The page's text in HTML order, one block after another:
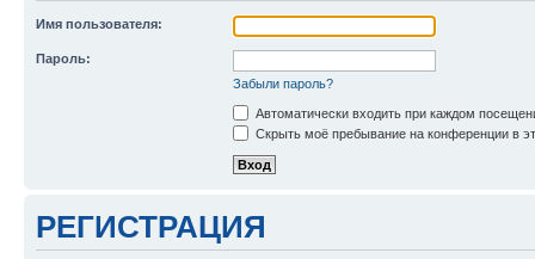
Имя пользователя:
Пароль:
Забыли пароль?
Автоматически входить при каждом
Скрыть моё пребывание на конференции в
РЕГИСТРАЦИЯ